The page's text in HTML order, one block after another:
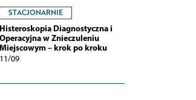
STACJONARNIE
Histeroskopia Diagnostyczna i
Operacyjna w Znieczuleniu
Miejscowym – krok po kroku
11/09